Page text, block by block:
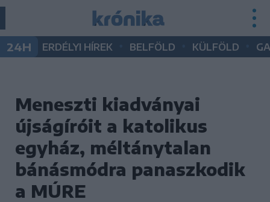
24H ERDÉLYI HÍREK BELFÖLD KÜLFÖLD
Meneszti kiadványai
újságíróit a katolikus
egyház, méltánytalan
bánásmódra panaszkodik
a MÚRE